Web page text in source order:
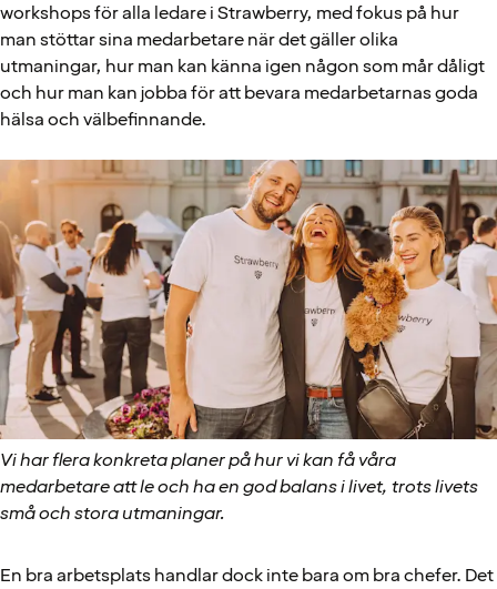
workshops för alla ledare i Strawberry, med fokus på hur
man stöttar sina medarbetare när det gäller olika
utmaningar, hur man kan känna igen någon som mår dåligt
och hur man kan jobba för att bevara medarbetarnas goda
hälsa och välbefinnande.
Vi har flera konkreta planer på hur vi kan få våra
medarbetare att le och ha en god balans i livet, trots livets
små och stora utmaningar.
En bra arbetsplats handlar dock inte bara om bra chefer. Det